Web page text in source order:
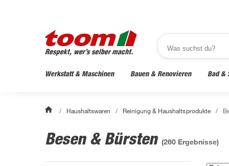
Werkstatt & Maschinen Bauen & Renovieren Bad &
/ Haushaltswaren / Reinigung & Haushaltsprodukte /
Besen & Bürsten (260 Ergebnisse)